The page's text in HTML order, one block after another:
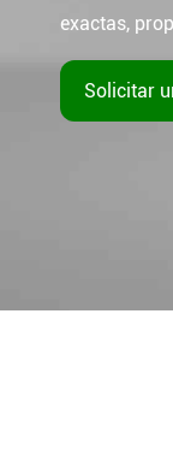
exactas,
Solicitar